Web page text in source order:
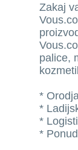
Zakaj
palice,
*
*
*
*